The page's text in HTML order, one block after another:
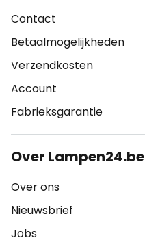
Contact
Betaalmogelijkheden
Verzendkosten
Account
Fabrieksgarantie
Over Lampen24.be
Over ons
Nieuwsbrief
Jobs